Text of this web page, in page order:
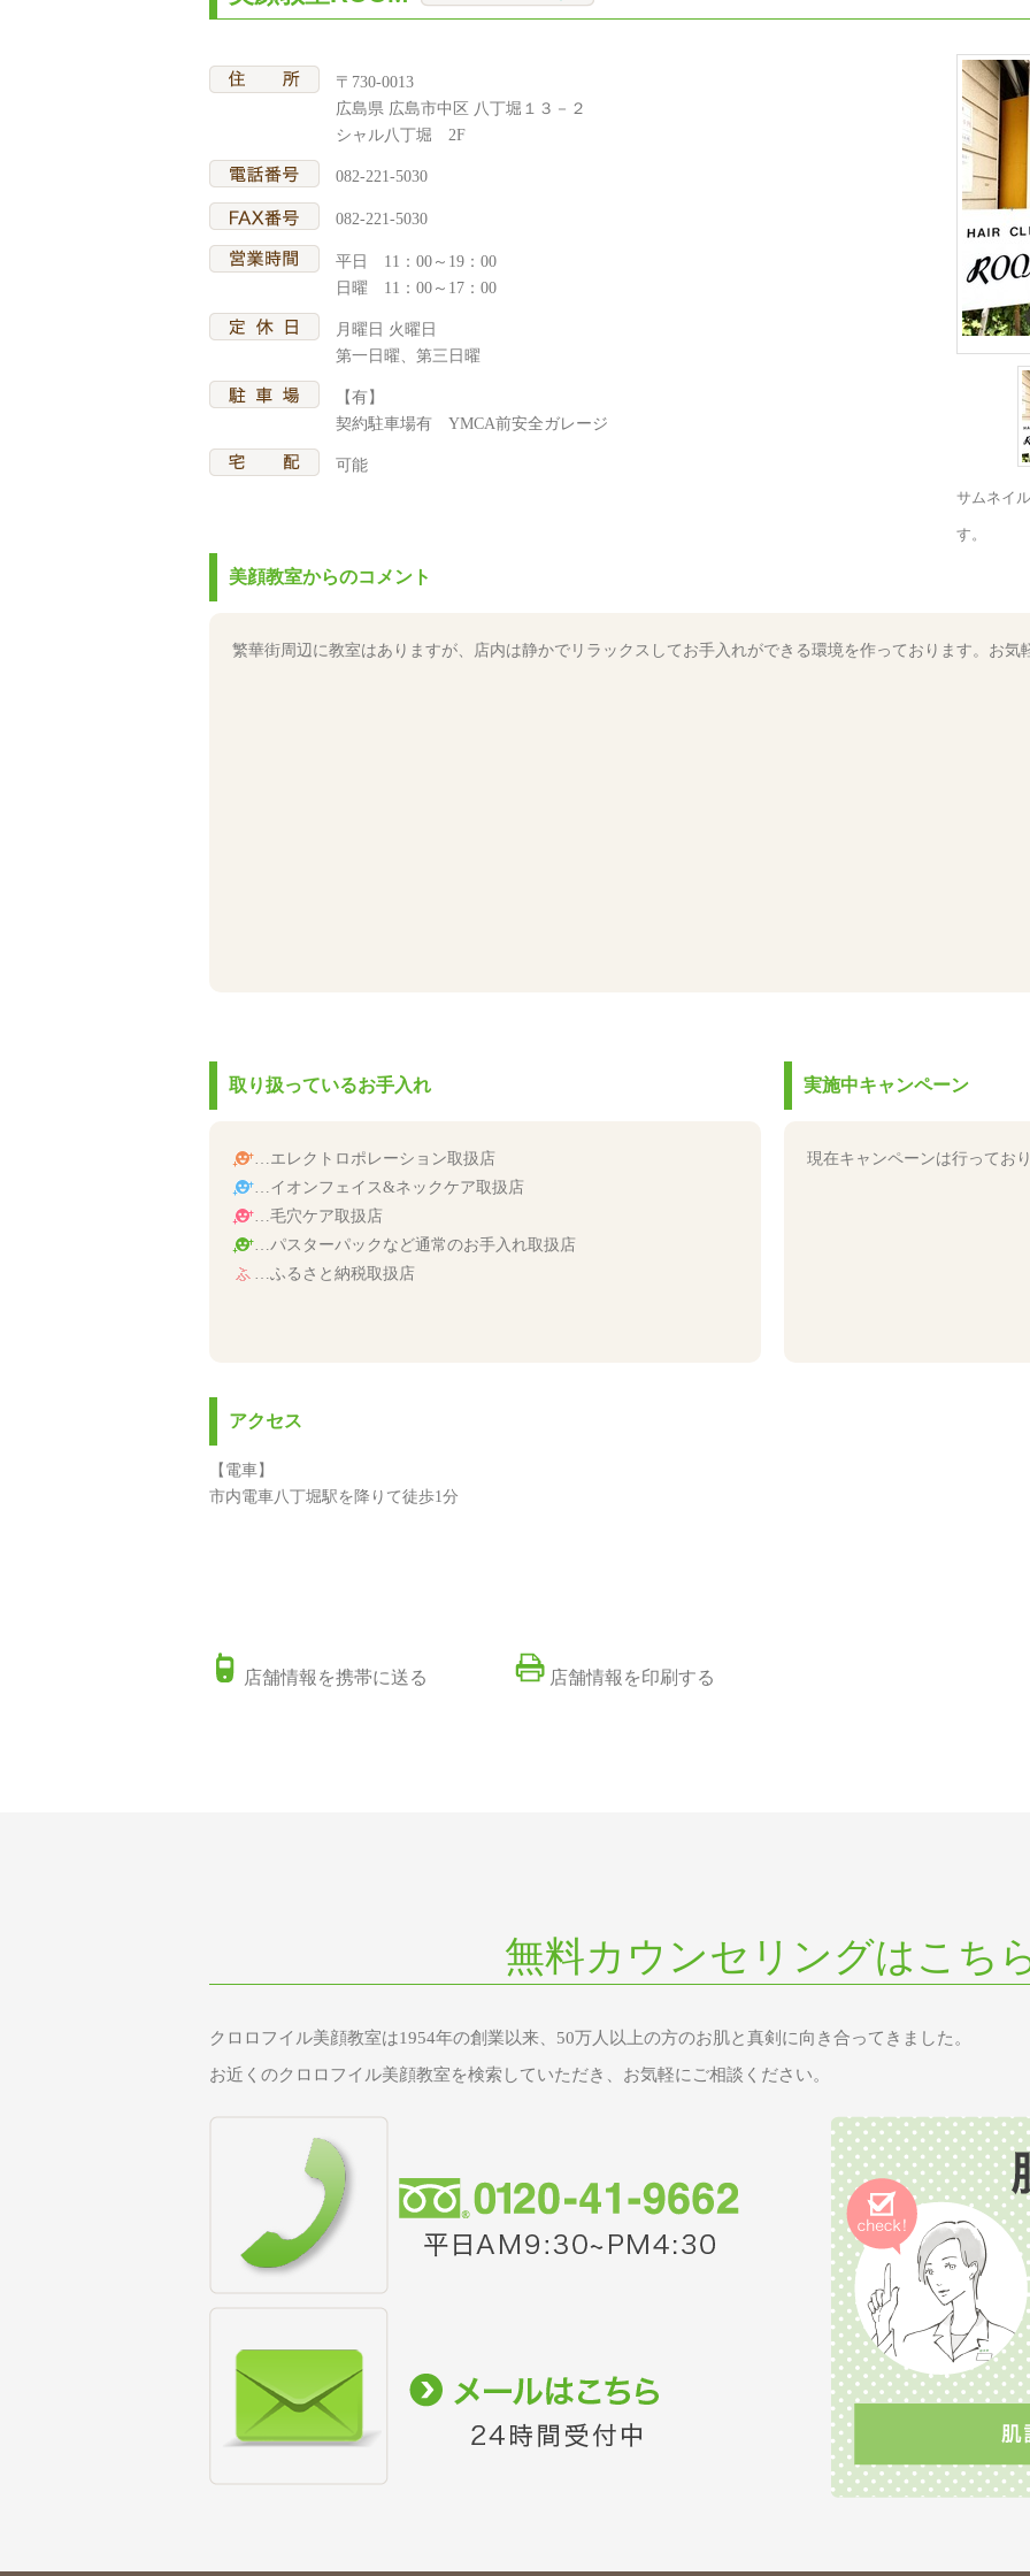
サムネイ
す。
〒730-0013
広島県 広島市中区 八丁堀１３－２
シャル八丁堀 2F
082-221-5030
082-221-5030
平日 11：00～19：00
日曜 11：00～17：00
月曜日 火曜日
第一日曜、第三日曜
【有】
契約駐車場有 YMCA前安全ガレージ
可能
美顔教室からのコメント
繁華街周辺に教室はありますが、店内は静かでリラックスしてお手入れができる環境を作っております。お気
取り扱っているお手入れ
…エレクトロポレーション取扱店
…イオンフェイス&ネックケア取扱店
…毛穴ケア取扱店
…パスターパックなど通常のお手入れ取扱店
…ふるさと納税取扱店
実施中キャンペーン
現在キャンペーンは行ってお
アクセス
【電車】
市内電車八丁堀駅を降りて徒歩1分
店舗情報を携帯に送る 店舗情報を印刷する
無料カウンセリングはこち
クロロフイル美顔教室は1954年の創業以来、50万人以上の方のお肌と真剣に向き合ってきました。
お近くのクロロフイル美顔教室を検索していただき、お気軽にご相談ください。